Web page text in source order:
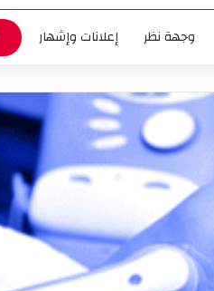
وجهة نظر إعلانات وإشهار